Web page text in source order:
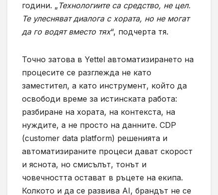
години. „ Технологиите са средство, не цел.
Те улесняват диалога с хората, но не могат
да го водят вместо тях“, подчерта тя.
Точно затова в Yettel автоматизирането на
процесите се разглежда не като
заместител, а като инструмент, който да
освободи време за истинската работа:
разбиране на хората, на контекста, на
нуждите, а не просто на данните. CDP
(customer data platform) решенията и
автоматизираните процеси дават скорост
и яснота, но смисълът, тонът и
човечността остават в ръцете на екипа.
Колкото и да се развива AI, брандът не се